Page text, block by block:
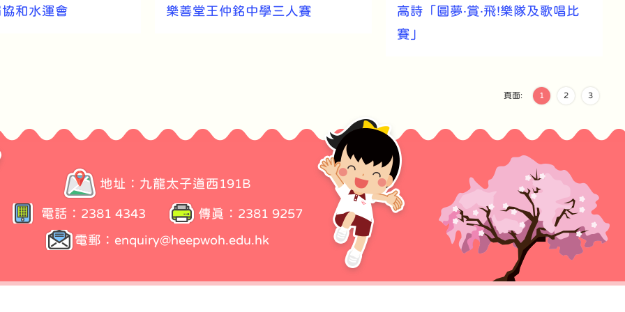
和水運會 樂善堂王仲銘中學三人賽
高詩「圓夢‧賞‧飛!樂隊及歌唱比
賽」
頁面: 1 2 3
地址：九龍太子道西191B
電話：2381 4343
傳真：2381 9257
電郵： enquiry@heepwoh.edu.hk